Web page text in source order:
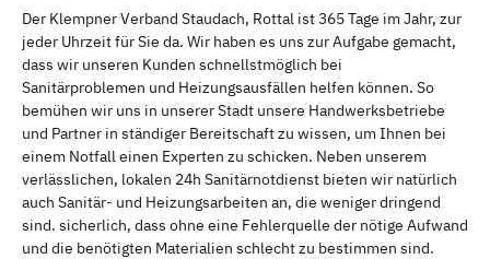
Der Klempner Verband Staudach, Rottal ist 365 Tage im Jahr, zur
jeder Uhrzeit für Sie da. Wir haben es uns zur Aufgabe gemacht,
dass wir unseren Kunden schnellstmöglich bei
Sanitärproblemen und Heizungsausfällen helfen können. So
bemühen wir uns in unserer Stadt unsere Handwerksbetriebe
und Partner in ständiger Bereitschaft zu wissen, um Ihnen bei
einem Notfall einen Experten zu schicken. Neben unserem
verlässlichen, lokalen 24h Sanitärnotdienst bieten wir natürlich
auch Sanitär- und Heizungsarbeiten an, die weniger dringend
sind. sicherlich, dass ohne eine Fehlerquelle der nötige Aufwand
und die benötigten Materialien schlecht zu bestimmen sind.